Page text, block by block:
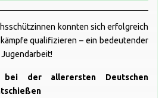
konnten sich erfolgreich
qualifizieren – ein bedeutender
bei der allerersten Deutschen